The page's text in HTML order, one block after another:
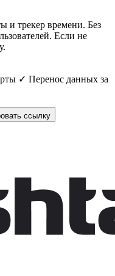
и трекер времени. Без
Если не
✓ Перенос данных за
ссылку